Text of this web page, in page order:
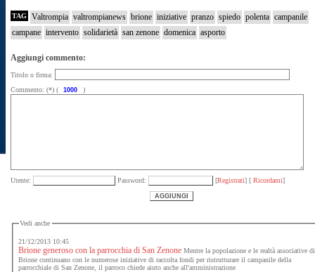
TAG Valtrompia valtrompianews brione iniziative pranzo spiedo polenta campanile
campane intervento solidarietà san zenone domenica asporto
Aggiungi commento:
Titolo o firma:
Commento: (*) (
)
Utente: Password: [Registrati] [ Ricordami]
Vedi anche
21/12/2013 10:45
Brione generoso con la parrocchia di San Zenone Mentre la popolazione e le realtà associative di
Brione continuano con le numerose iniziative di raccolta fondi per ristrutturare il campanile della
parrocchiale di San Zenone, il parroco chiede aiuto anche all'amministrazione